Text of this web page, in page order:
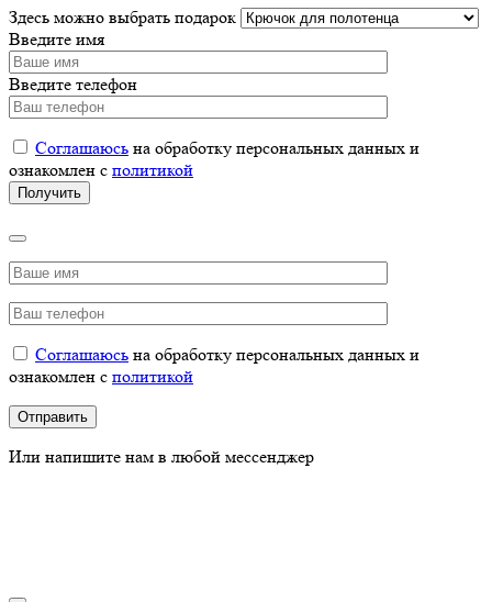
Здесь можно выбрать подарок
Введите имя
Введите телефон
Соглашаюсь на обработку персональных данных и
ознакомлен с политикой
Соглашаюсь на обработку персональных данных и
ознакомлен с политикой
Или напишите нам в любой мессенджер